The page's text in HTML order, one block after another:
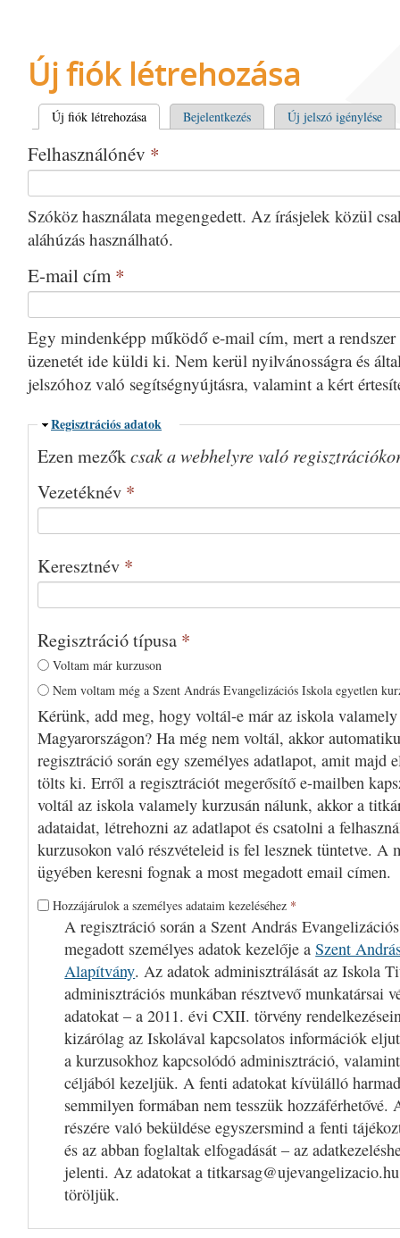
Új fiók létrehozása
Elsődleges fülek
Új fiók létrehozása(aktív fül)Bejelentkezés Új jelszó igénylése
Felhasználónév *
Szóköz használata megengedett. Az írásjelek közül
aláhúzás használható.
E-mail cím *
Egy mindenképp működő e-mail cím, mert a rendszer
üzenetét ide küldi ki. Nem kerül nyilvánosságra és
jelszóhoz való segítségnyújtásra, valamint a kért
Elrejtés
Regisztrációs adatok
Ezen mezőkcsak a webhelyre való
Vezetéknév *
Keresztnév *
Regisztráció típusa *
Voltam már kurzuson
Nem voltam még a Szent András Evangelizációs Iskola egyetlen
Kérünk, add meg, hogy voltál-e már az iskola
Magyarországon? Ha még nem voltál, akkor
regisztráció során egy személyes adatlapot, amit majd
tölts ki. Erről a regisztrációt megerősítő e-mailben
voltál az iskola valamely kurzusán nálunk, akkor a
adataidat, létrehozni az adatlapot és csatolni a
kurzusokon való részvételeid is fel lesznek tüntetve. A
ügyében keresni fognak a most megadott email címen.
Hozzájárulok a személyes adataim kezeléséhez *
A regisztráció során a Szent András
megadott személyes adatok kezelője aSzent
Alapítvány. Az adatok adminisztrálását az Iskola
adminisztrációs munkában résztvevő munkatársai
adatokat – a 2011. évi CXII. törvény
kizárólag az Iskolával kapcsolatos információk
a kurzusokhoz kapcsolódó adminisztráció,
céljából kezeljük. A fenti adatokat kívülálló
semmilyen formában nem tesszük hozzáférhetővé.
részére való beküldése egyszersmind a fenti
és az abban foglaltak elfogadását – az
jelenti. Az adatokat a
töröljük.